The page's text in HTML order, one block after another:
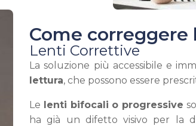
Come correggere
Lenti Correttive
La soluzione più accessibile e
lettura, che possono essere
Le lenti bifocali o progressive
ha già un difetto visivo per la